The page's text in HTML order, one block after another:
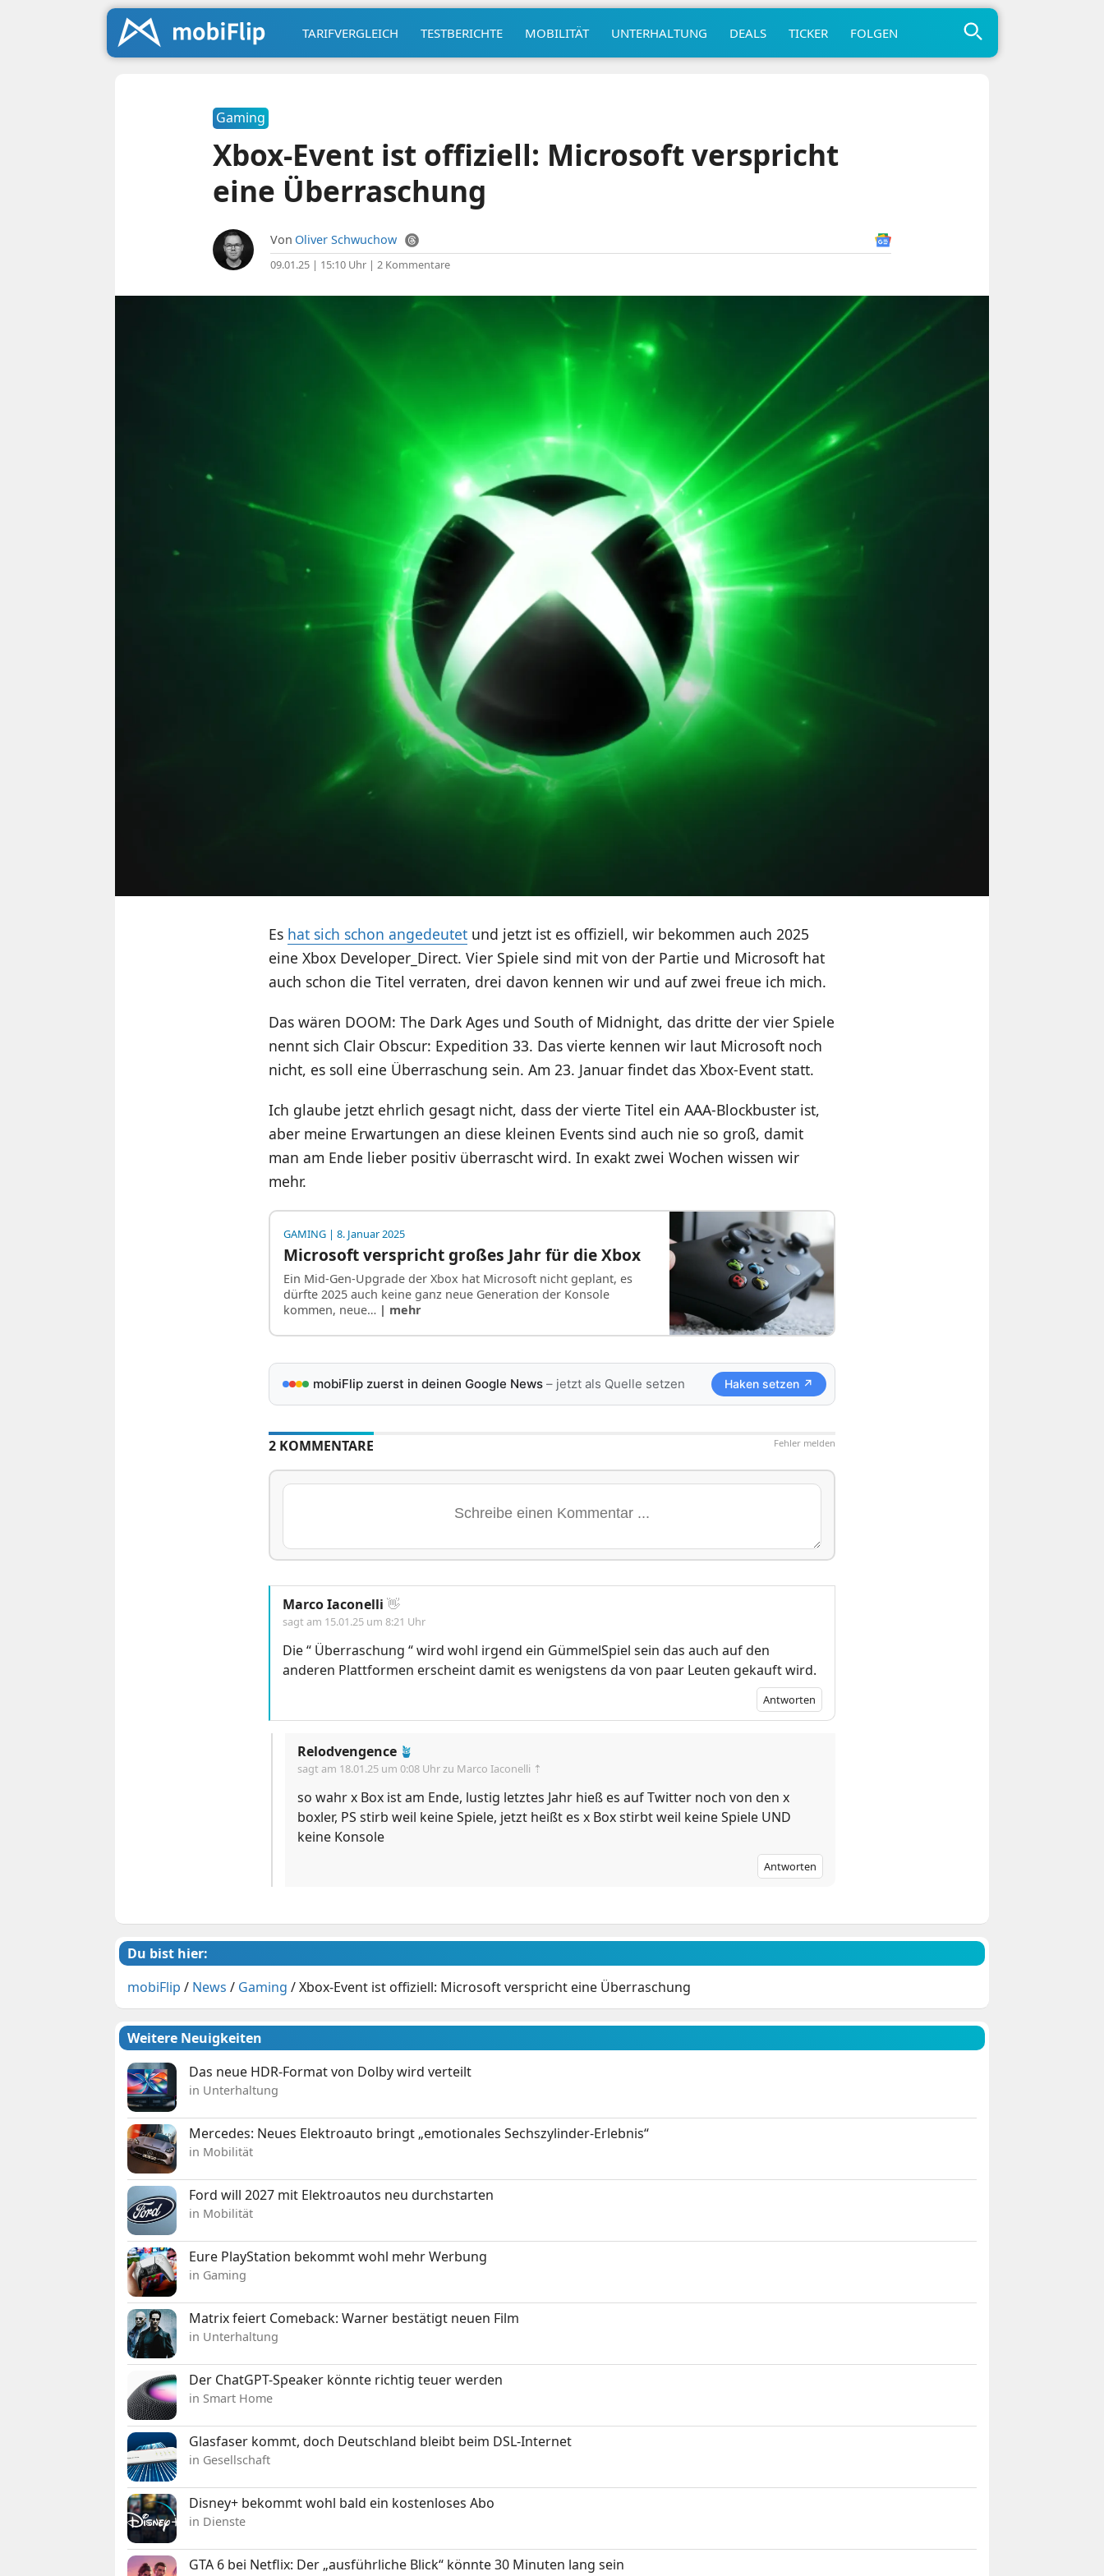
TARIFVERGLEICH TESTBERICHTE MOBILITÄT UNTERHALTUNG DEALS TICKER FOLGEN
Gaming
Xbox-Event ist offiziell: Microsoft verspricht
eine Überraschung
Von Oliver Schwuchow
09.01.25 | 15:10 Uhr| 2 Kommentare
Es hat sich schon angedeutetund jetzt ist es offiziell, wir bekommen auch 2025
eine Xbox Developer_Direct. Vier Spiele sind mit von der Partie und Microsoft hat
auch schon die Titel verraten, drei davon kennen wir und auf zwei freue ich mich.
Das wären DOOM: The Dark Ages und South of Midnight, das dritte der vier Spiele
nennt sich Clair Obscur: Expedition 33. Das vierte kennen wir laut Microsoft noch
nicht, es soll eine Überraschung sein. Am 23. Januar findet das Xbox-Event statt.
Ich glaube jetzt ehrlich gesagt nicht, dass der vierte Titel ein AAA-Blockbuster ist,
aber meine Erwartungen an diese kleinen Events sind auch nie so groß, damit
man am Ende lieber positiv überrascht wird. In exakt zwei Wochen wissen wir
mehr.
GAMING| 8. Januar 2025
Microsoft verspricht großes Jahr für die Xbox
Ein Mid-Gen-Upgrade der Xbox hat Microsoft nicht geplant, es
dürfte 2025 auch keine ganz neue Generation der Konsole
kommen, neue… | mehr
mobiFlip zuerst in deinen Google News– jetzt als Quelle setzen Haken setzen ↗
Fehler melden
2 KOMMENTARE
Marco Iaconelli 👋
sagt am 15.01.25 um 8:21 Uhr
Die “ Überraschung “ wird wohl irgend ein GümmelSpiel sein das auch auf den
anderen Plattformen erscheint damit es wenigstens da von paar Leuten gekauft wird.
Antworten
Relodvengence 🪴
sagt am 18.01.25 um 0:08 Uhrzu Marco Iaconelli ⇡
so wahr x Box ist am Ende, lustig letztes Jahr hieß es auf Twitter noch von den x
boxler, PS stirb weil keine Spiele, jetzt heißt es x Box stirbt weil keine Spiele UND
keine Konsole
Antworten
Du bist hier:
mobiFlip / News / Gaming /Xbox-Event ist offiziell: Microsoft verspricht eine Überraschung
Weitere Neuigkeiten
Das neue HDR-Format von Dolby wird verteilt
in Unterhaltung
Mercedes: Neues Elektroauto bringt „emotionales Sechszylinder-Erlebnis“
in Mobilität
Ford will 2027 mit Elektroautos neu durchstarten
in Mobilität
Eure PlayStation bekommt wohl mehr Werbung
in Gaming
Matrix feiert Comeback: Warner bestätigt neuen Film
in Unterhaltung
Der ChatGPT-Speaker könnte richtig teuer werden
in Smart Home
Glasfaser kommt, doch Deutschland bleibt beim DSL-Internet
in Gesellschaft
Disney+ bekommt wohl bald ein kostenloses Abo
in Dienste
GTA 6 bei Netflix: Der „ausführliche Blick“ könnte 30 Minuten lang sein